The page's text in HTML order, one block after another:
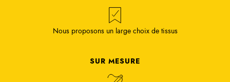
Nous proposons un large choix de tissus
SUR MESURE